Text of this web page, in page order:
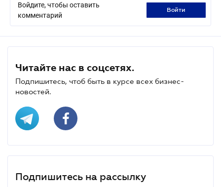
Войдите, чтобы оставить
комментарий
войти
Читайте нас в соцсетях.
Подпишитесь, чтоб быть в курсе всех бизнес-
новостей.
Подпишитесь на рассылку